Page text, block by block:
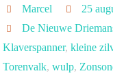
Marcel 25
De Nieuwe
Klaverspanner, kleine
Torenvalk, wulp,